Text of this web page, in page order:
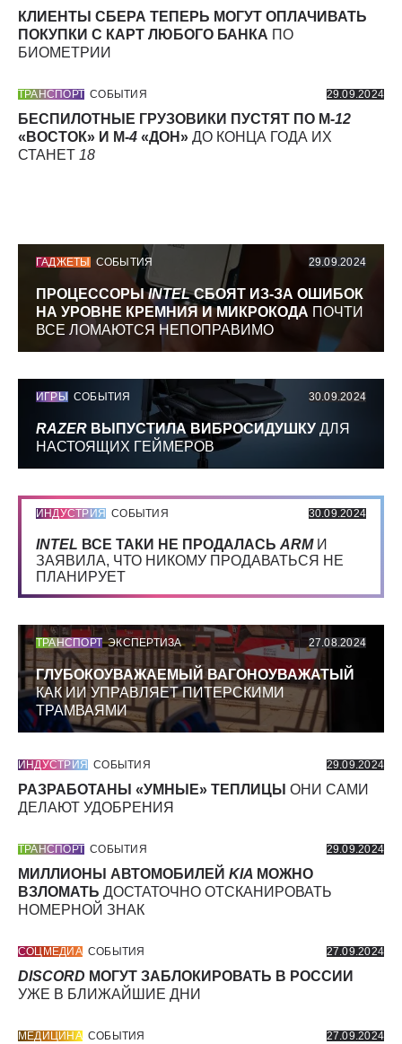
КЛИЕНТЫ СБЕРА ТЕПЕРЬ МОГУТ ОПЛАЧИВАТЬ
ПОКУПКИ С КАРТ ЛЮБОГО БАНКА ПО
БИОМЕТРИИ
ТРАНСПОРТ СОБЫТИЯ 29.09.2024
БЕСПИЛОТНЫЕ ГРУЗОВИКИ ПУСТЯТ ПО М-12
«ВОСТОК» И М-4 «ДОН» ДО КОНЦА ГОДА ИХ
СТАНЕТ 18
ГАДЖЕТЫ СОБЫТИЯ 29.09.2024
ПРОЦЕССОРЫINTELСБОЯТ ИЗ-ЗА ОШИБОК
НА УРОВНЕ КРЕМНИЯ И МИКРОКОДА ПОЧТИ
ВСЕ ЛОМАЮТСЯ НЕПОПРАВИМО
ИГРЫ СОБЫТИЯ 30.09.2024
RAZER ВЫПУСТИЛА ВИБРОСИДУШКУ ДЛЯ
НАСТОЯЩИХ ГЕЙМЕРОВ
ИНДУСТРИЯ СОБЫТИЯ 30.09.2024
INTEL ВСЕ ТАКИ НЕ ПРОДАЛАСЬ ARMИ
ЗАЯВИЛА, ЧТО НИКОМУ ПРОДАВАТЬСЯ НЕ
ПЛАНИРУЕТ
ТРАНСПОРТ ЭКСПЕРТИЗА 27.08.2024
ГЛУБОКОУВАЖАЕМЫЙ ВАГОНОУВАЖАТЫЙ
КАК ИИ УПРАВЛЯЕТ ПИТЕРСКИМИ
ТРАМВАЯМИ
ИНДУСТРИЯ СОБЫТИЯ 29.09.2024
РАЗРАБОТАНЫ «УМНЫЕ» ТЕПЛИЦЫ ОНИ САМИ
ДЕЛАЮТ УДОБРЕНИЯ
ТРАНСПОРТ СОБЫТИЯ 29.09.2024
МИЛЛИОНЫ АВТОМОБИЛЕЙ KIA МОЖНО
ВЗЛОМАТЬ ДОСТАТОЧНО ОТСКАНИРОВАТЬ
НОМЕРНОЙ ЗНАК
СОЦМЕДИА СОБЫТИЯ 27.09.2024
DISCORD МОГУТ ЗАБЛОКИРОВАТЬ В РОССИИ
УЖЕ В БЛИЖАЙШИЕ ДНИ
МЕДИЦИНА СОБЫТИЯ 27.09.2024